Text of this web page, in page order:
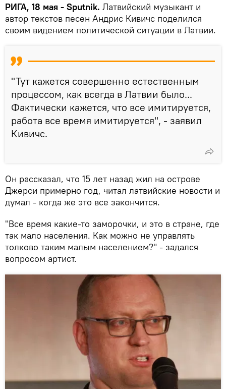
РИГА, 18 мая - Sputnik. Латвийский музыкант и
автор текстов песен Андрис Кивичс поделился
своим видением политической ситуации в Латвии.
"Тут кажется совершенно естественным
процессом, как всегда в Латвии было...
Фактически кажется, что все имитируется,
работа все время имитируется", - заявил
Кивичс.
Он рассказал, что 15 лет назад жил на острове
Джерси примерно год, читал латвийские новости и
думал - когда же это все закончится.
"Все время какие-то заморочки, и это в стране, где
так мало населения. Как можно не управлять
толково таким малым населением?" - задался
вопросом артист.